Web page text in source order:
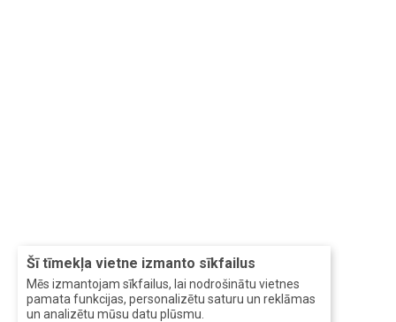
Šī tīmekļa vietne izmanto sīkfailus
Mēs izmantojam sīkfailus, lai nodrošinātu vietnes
pamata funkcijas, personalizētu saturu un reklāmas
un analizētu mūsu datu plūsmu.